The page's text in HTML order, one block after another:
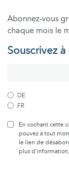
Abonnez-vous
chaque mois le
Souscrivez
DE
FR
En cochant cette
pouvez à tout
le lien de
plus